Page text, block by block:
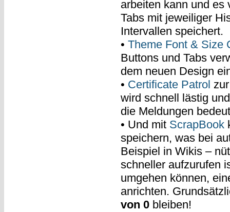
arbeiten kann und es
Tabs mit jeweiliger
Intervallen speichert.
• Theme Font & Size
Buttons und Tabs
dem neuen Design
• Certificate Patrol
wird schnell lästig
die Meldungen
• Und mit ScrapBook
speichern, was bei
Beispiel in Wikis –
schneller aufzurufen
umgehen können,
anrichten.
von 0bleiben!